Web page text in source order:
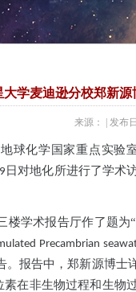
大学麦迪逊分校郑新
来源： | 发布
球化学国家重点实验
9 日对地化所进行了学术
楼学术报告厅作了题
Precambrian
。报告中，郑新源博士
在非生物过程和生物